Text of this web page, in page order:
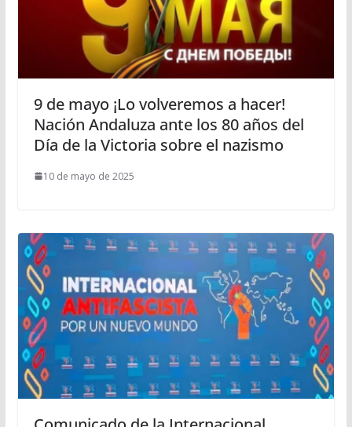
9 de mayo ¡Lo volveremos a hacer!
Nación Andaluza ante los 80 años del
Día de la Victoria sobre el nazismo
10 de mayo de 2025